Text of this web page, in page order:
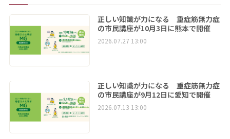
正しい知識が力になる 重症筋無力症
の市民講座が10月3日に熊本で開催
2026.07.27 13:00
正しい知識が力になる 重症筋無力症
の市民講座が9月12日に愛知で開催
2026.07.13 13:00